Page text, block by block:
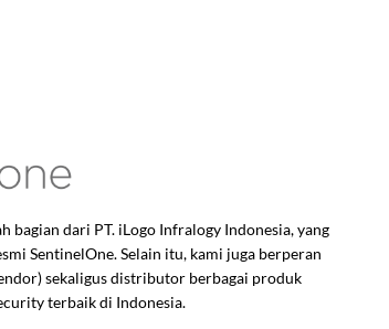
bagian dari PT. iLogo Infralogy Indonesia, yang
SentinelOne. Selain itu, kami juga berperan
sekaligus distributor berbagai produk
terbaik di Indonesia.